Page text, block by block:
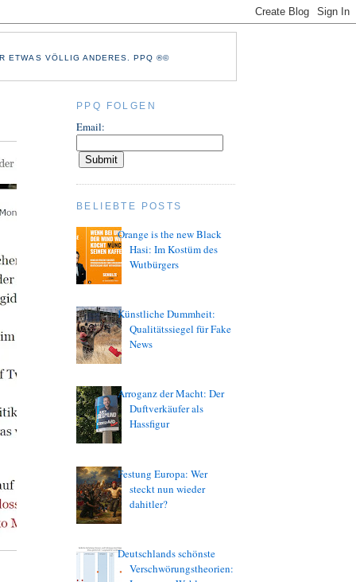
ETWAS VÖLLIG ANDERES. PPQ ®©
PPQ FOLGEN
Email:
BELIEBTE POSTS
Orange is the new Black
Hasi: Im Kostüm des
Wutbürgers
Künstliche Dummheit:
Qualitätssiegel für Fake
News
Arroganz der Macht: Der
Duftverkäufer als
Hassfigur
Festung Europa: Wer
steckt nun wieder
dahitler?
Deutschlands schönste
Verschwörungstheorien: